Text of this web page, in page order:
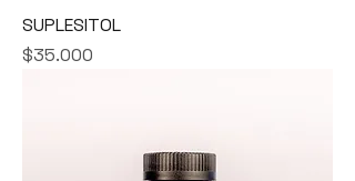
SUPLESITOL
Precio
$35.000